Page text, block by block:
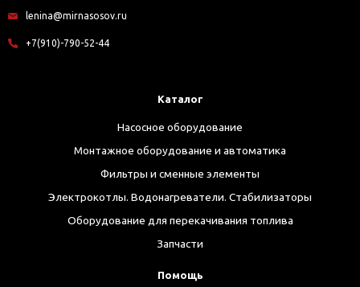
lenina@mirnasosov.ru
+7(910)-790-52-44
Каталог
Насосное оборудование
Монтажное оборудование и автоматика
Фильтры и сменные элементы
Электрокотлы. Водонагреватели. Стабилизаторы
Оборудование для перекачивания топлива
Запчасти
Помощь